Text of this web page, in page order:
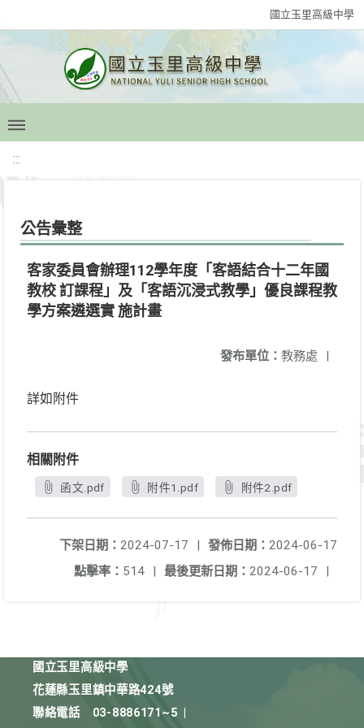
國立玉里高級中學
:::
公告彙整
客家委員會辦理112學年度「客語結合十二年國
教校 訂課程」及「客語沉浸式教學」優良課程教
學方案遴選實 施計畫
發布單位： 教務處 |
詳如附件
相關附件
函文.pdf 附件1.pdf 附件2.pdf
發佈日期： 2024-06-17
下架日期： 2024-07-17
|
最後更新日期： 2024-06-17 |
點擊率： 514 |
國立玉里高級中學
花蓮縣玉里鎮中華路424號
聯絡電話
03-8886171~5